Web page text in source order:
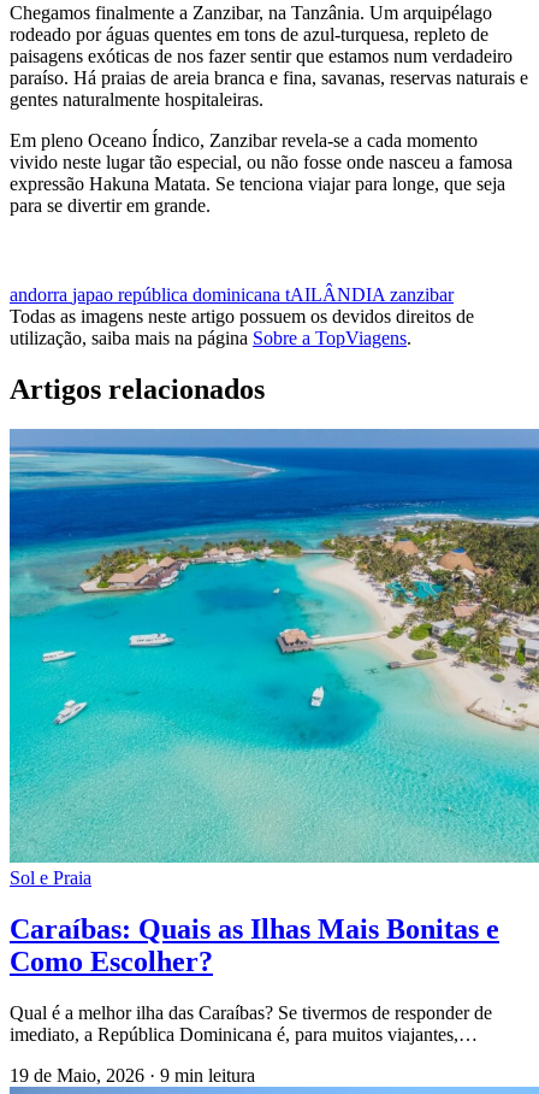
Chegamos finalmente a Zanzibar, na Tanzânia. Um arquipélago
rodeado por águas quentes em tons de azul-turquesa, repleto de
paisagens exóticas de nos fazer sentir que estamos num verdadeiro
paraíso. Há praias de areia branca e fina, savanas, reservas naturais e
gentes naturalmente hospitaleiras.
Em pleno Oceano Índico, Zanzibar revela-se a cada momento
vivido neste lugar tão especial, ou não fosse onde nasceu a famosa
expressão Hakuna Matata. Se tenciona viajar para longe, que seja
para se divertir em grande.
andorra japao república dominicana tAILÂNDIA zanzibar
Todas as imagens neste artigo possuem os devidos direitos de
utilização, saiba mais na página Sobre a TopViagens.
Artigos relacionados
Sol e Praia
Caraíbas: Quais as Ilhas Mais Bonitas e
Como Escolher?
Qual é a melhor ilha das Caraíbas? Se tivermos de responder de
imediato, a República Dominicana é, para muitos viajantes,…
19 de Maio, 2026 · 9 min leitura